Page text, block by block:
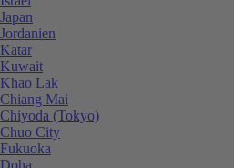
Japan
Jordanien
Katar
Kuwait
Khao Lak
Chiang Mai
Chiyoda (Tokyo)
Chuo City
Fukuoka
Doha